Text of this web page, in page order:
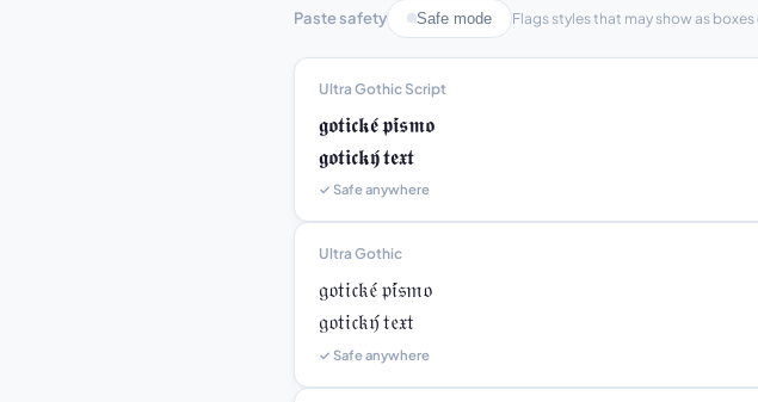
Paste safety Safe mode Flags styles that may show as
Ultra Gothic Script
𝖌𝖔𝖙𝖎𝖈𝖐𝖊́ 𝖕𝖎́𝖘𝖒𝖔
𝖌𝖔𝖙𝖎𝖈𝖐𝖞́ 𝖙𝖊𝖝𝖙
✓ Safe anywhere
Ultra Gothic
𝔤𝔬𝔱𝔦𝔠𝔨𝔢́ 𝔭𝔦́𝔰𝔪𝔬
𝔤𝔬𝔱𝔦𝔠𝔨𝔶́ 𝔱𝔢𝔵𝔱
✓ Safe anywhere